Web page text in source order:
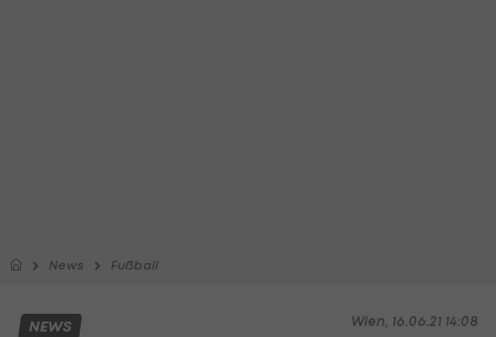
News Fußball
Wien, 16.06.21 14:08
NEWS